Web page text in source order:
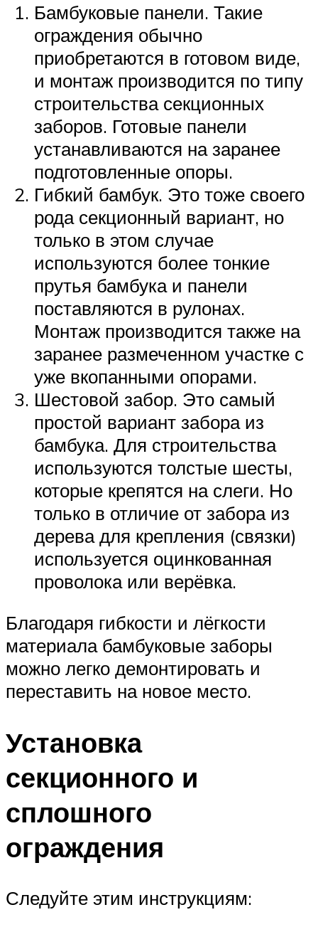
Бамбуковые панели. Такие
ограждения обычно
приобретаются в готовом виде,
и монтаж производится по типу
строительства секционных
заборов. Готовые панели
устанавливаются на заранее
подготовленные опоры.
Гибкий бамбук. Это тоже своего
рода секционный вариант, но
только в этом случае
используются более тонкие
прутья бамбука и панели
поставляются в рулонах.
Монтаж производится также на
заранее размеченном участке с
уже вкопанными опорами.
Шестовой забор. Это самый
простой вариант забора из
бамбука. Для строительства
используются толстые шесты,
которые крепятся на слеги. Но
только в отличие от забора из
дерева для крепления (связки)
используется оцинкованная
проволока или верёвка.
Благодаря гибкости и лёгкости
материала бамбуковые заборы
можно легко демонтировать и
переставить на новое место.
Установка
секционного и
сплошного
ограждения
Следуйте этим инструкциям: